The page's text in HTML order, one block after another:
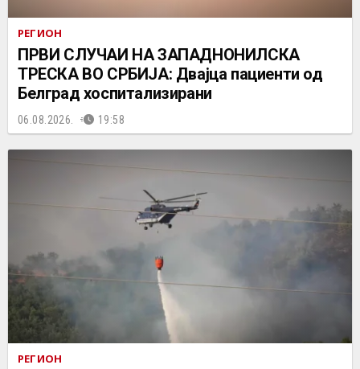
РЕГИОН
ПРВИ СЛУЧАИ НА ЗАПАДНОНИЛСКА
ТРЕСКА ВО СРБИЈА: Двајца пациенти од
Белград хоспитализирани
06.08.2026. 19:58
РЕГИОН